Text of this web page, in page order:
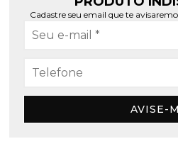
Cadastre seu email que te
AVISE-